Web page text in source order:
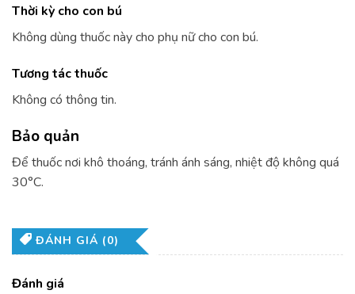
Thời kỳ cho con bú
Không dùng thuốc này cho phụ nữ cho con bú.
Tương tác thuốc
Không có thông tin.
Bảo quản
Để thuốc nơi khô thoáng, tránh ánh sáng, nhiệt độ không quá
30°C.
ĐÁNH GIÁ (0)
Đánh giá